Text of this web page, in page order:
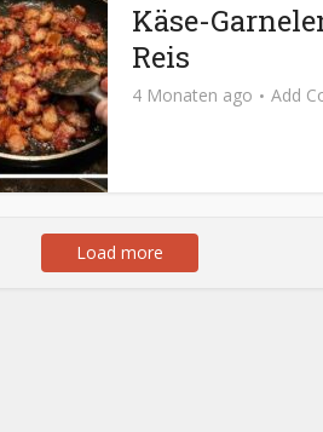
Käse-
Reis
4 Monaten ago Add
Load more